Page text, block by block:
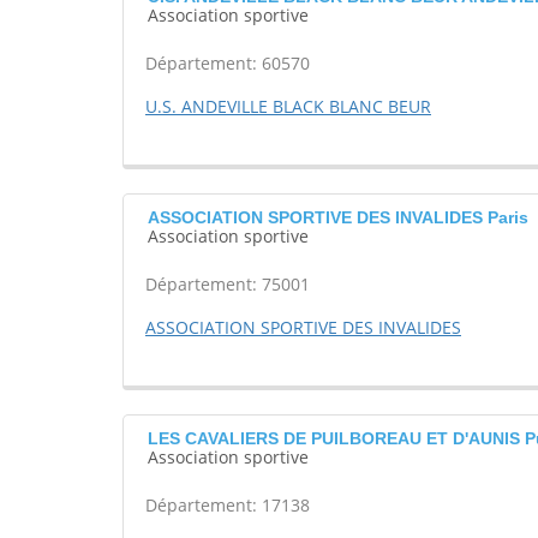
Association sportive
Département: 60570
U.S. ANDEVILLE BLACK BLANC BEUR
ASSOCIATION SPORTIVE DES INVALIDES Paris
Association sportive
Département: 75001
ASSOCIATION SPORTIVE DES INVALIDES
LES CAVALIERS DE PUILBOREAU ET D'AUNIS
Association sportive
Département: 17138